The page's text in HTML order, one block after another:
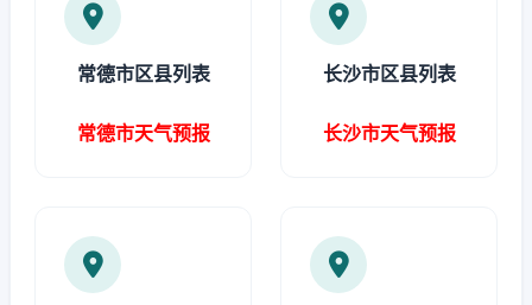
常德市区县列表
常德市天气预报
长沙市区县列表
长沙市天气预报